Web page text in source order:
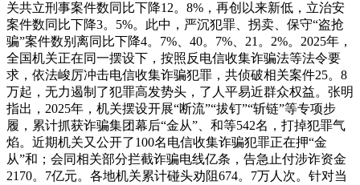
关共立刑事案件数同比下降12。8%，再创以来新低，立治安
案件数同比下降3。5%。此中，严沉犯罪、拐卖、保守“盗抢
骗”案件数别离同比下降4。7%、40。7%、21。2%。2025年，
全国机关正在同一摆设下，按照反电信收集诈骗法等法令要
求，依法峻厉冲击电信收集诈骗犯罪，共侦破相关案件25。8
万起，无力遏制了犯罪高发势头，了人平易近群众权益。张明
指出，2025年，机关摆设开展“断流”“拔钉”“斩链”等专项步
履，累计抓获诈骗集团幕后“金从”、和等542名，打掉犯罪气
焰。近期机关又公开了100名电信收集诈骗犯罪正在押“金
从”和；会同相关部分拦截诈骗电线亿条，告急止付涉诈资金
2170。7亿元。各地机关累计碰头劝阻674。7万人次。针对当